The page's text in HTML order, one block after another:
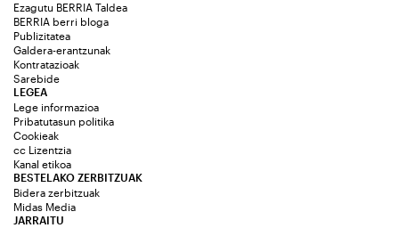
Ezagutu BERRIA Taldea
BERRIA berri bloga
Publizitatea
Galdera-erantzunak
Kontratazioak
Sarebide
JARRAITU
LEGEA
Lege informazioa
Pribatutasun politika
Cookieak
cc Lizentzia
Kanal etikoa
BESTELAKO ZERBITZUAK
Bidera zerbitzuak
Midas Media